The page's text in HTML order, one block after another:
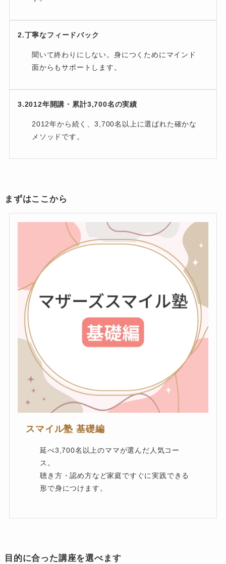
2.丁寧なフィードバック
聞いて終わりにしない。身につくためにマインド
面からもサポートします。
3.2012年開講・累計3,700名の実績
2012年から続く、3,700名以上に選ばれた確かな
メソッドです。
まずはここから
スマイル塾 基礎編
延べ3,700名以上のママが選んだ人気コー
ス。
聴き方・認め方など家庭ですぐに実践できる
形で身につけます。
目的に合った講座を選べます